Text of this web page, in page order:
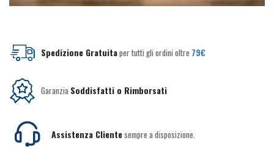
Spedizione Gratuitaper tutti gli ordini oltre 79€
GaranziaSoddisfatti o Rimborsati
Assistenza Clientesempre a disposizione.